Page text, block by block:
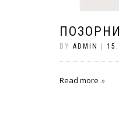
BY ADMIN |
Read more